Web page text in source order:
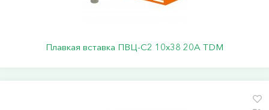
Плавкая вставка ПВЦ-С2 10х38 20А TDM